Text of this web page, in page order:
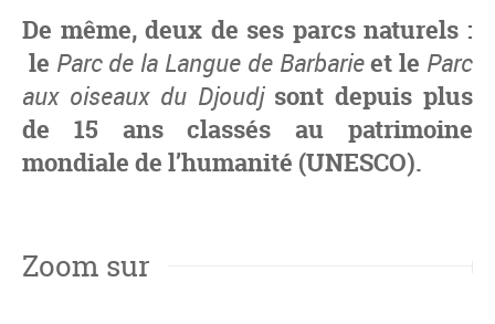
De même, deux de ses parcs naturels :
le Parc de la Langue de Barbarieet le Parc
aux oiseaux du Djoudj sont depuis plus
de 15 ans classés au patrimoine
mondiale de l’humanité (UNESCO).
Zoom sur